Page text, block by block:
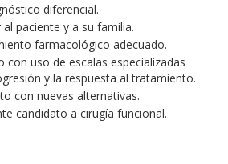
diferencial.
paciente y a su familia.
farmacológico adecuado.
con uso de escalas especializadas
y la respuesta al tratamiento.
con nuevas alternativas.
candidato a cirugía funcional.